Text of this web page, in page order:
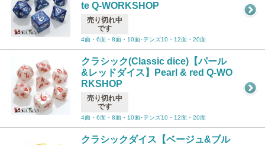
te Q-WORKSHOP
売り切れ中
です
4面・6面・8面・10面･テンズ10・12面・20面
クラシック(Classic dice)【パール
&レッドダイス】Pearl & red Q-WO
RKSHOP
売り切れ中
です
4面・6面・8面・10面･テンズ10・12面・20面
クラシックダイス【ベージュ&ブル